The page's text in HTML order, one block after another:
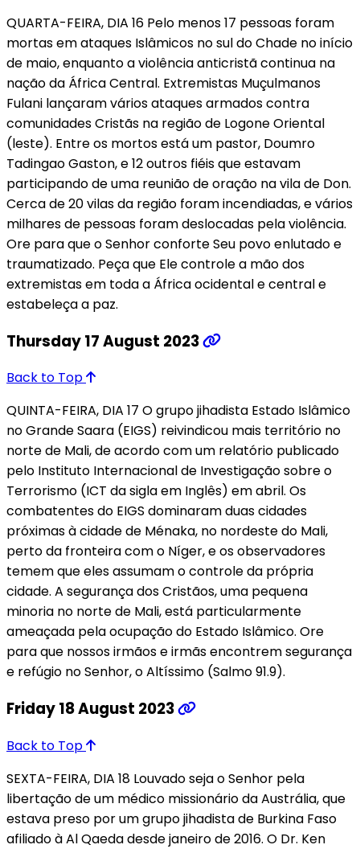
QUARTA-FEIRA, DIA 16 Pelo menos 17 pessoas foram
mortas em ataques Islâmicos no sul do Chade no início
de maio, enquanto a violência anticristã continua na
nação da África Central. Extremistas Muçulmanos
Fulani lançaram vários ataques armados contra
comunidades Cristãs na região de Logone Oriental
(leste). Entre os mortos está um pastor, Doumro
Tadingao Gaston, e 12 outros fiéis que estavam
participando de uma reunião de oração na vila de Don.
Cerca de 20 vilas da região foram incendiadas, e vários
milhares de pessoas foram deslocadas pela violência.
Ore para que o Senhor conforte Seu povo enlutado e
traumatizado. Peça que Ele controle a mão dos
extremistas em toda a África ocidental e central e
estabeleça a paz.
Thursday 17 August 2023
Back to Top
QUINTA-FEIRA, DIA 17 O grupo jihadista Estado Islâmico
no Grande Saara (EIGS) reivindicou mais território no
norte de Mali, de acordo com um relatório publicado
pelo Instituto Internacional de Investigação sobre o
Terrorismo (ICT da sigla em Inglês) em abril. Os
combatentes do EIGS dominaram duas cidades
próximas à cidade de Ménaka, no nordeste do Mali,
perto da fronteira com o Níger, e os observadores
temem que eles assumam o controle da própria
cidade. A segurança dos Cristãos, uma pequena
minoria no norte de Mali, está particularmente
ameaçada pela ocupação do Estado Islâmico. Ore
para que nossos irmãos e irmãs encontrem segurança
e refúgio no Senhor, o Altíssimo (Salmo 91.9).
Friday 18 August 2023
Back to Top
SEXTA-FEIRA, DIA 18 Louvado seja o Senhor pela
libertação de um médico missionário da Austrália, que
estava preso por um grupo jihadista de Burkina Faso
afiliado à Al Qaeda desde janeiro de 2016. O Dr. Ken